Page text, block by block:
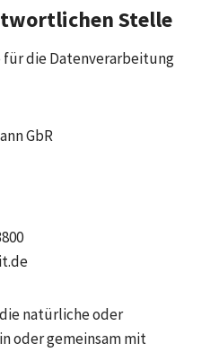
Stelle
die Datenverarbeitung
GbR
natürliche oder
oder gemeinsam mit